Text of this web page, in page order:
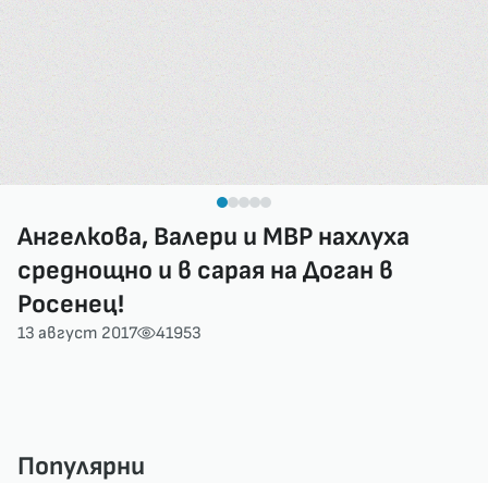
Ангелкова, Валери и МВР нахлуха
среднощно и в сарая на Доган в
Росенец!
13 август 2017 41953
Популярни